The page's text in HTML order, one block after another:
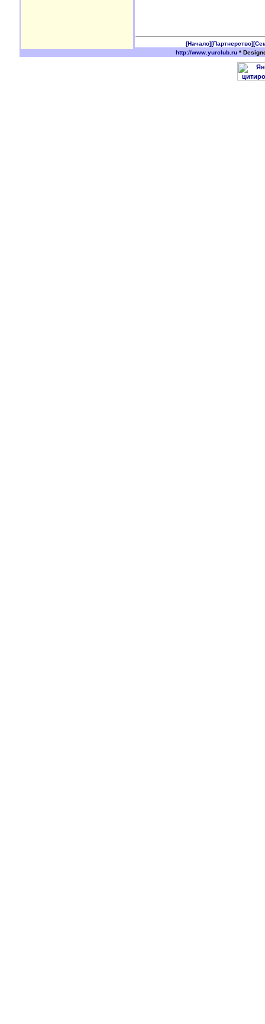
[Начало][Партнерство]
http://www.yurclub.ru*